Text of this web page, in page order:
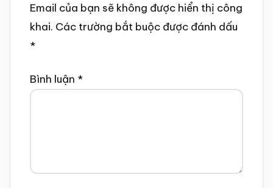
Email của bạn sẽ không được hiển thị công
khai. Các trường bắt buộc được đánh dấu
*
Bình luận *